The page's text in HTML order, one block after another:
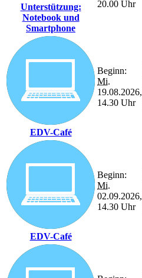
Unterstützung:
Notebook und
Smartphone
20.00 Uhr
EDV-Café
Beginn:
Mi.
19.08.2026,
14.30 Uhr
EDV-Café
Beginn:
Mi.
02.09.2026,
14.30 Uhr